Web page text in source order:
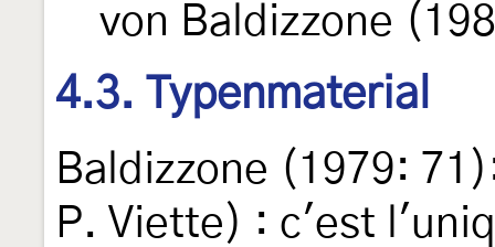
von Baldizzone
4.3. Typenmaterial
Baldizzone (1979:
P. Viette) : c'est